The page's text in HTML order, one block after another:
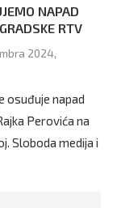
NAPAD
RTV
2024,
osuđuje napad
Perovića na
Sloboda medija i